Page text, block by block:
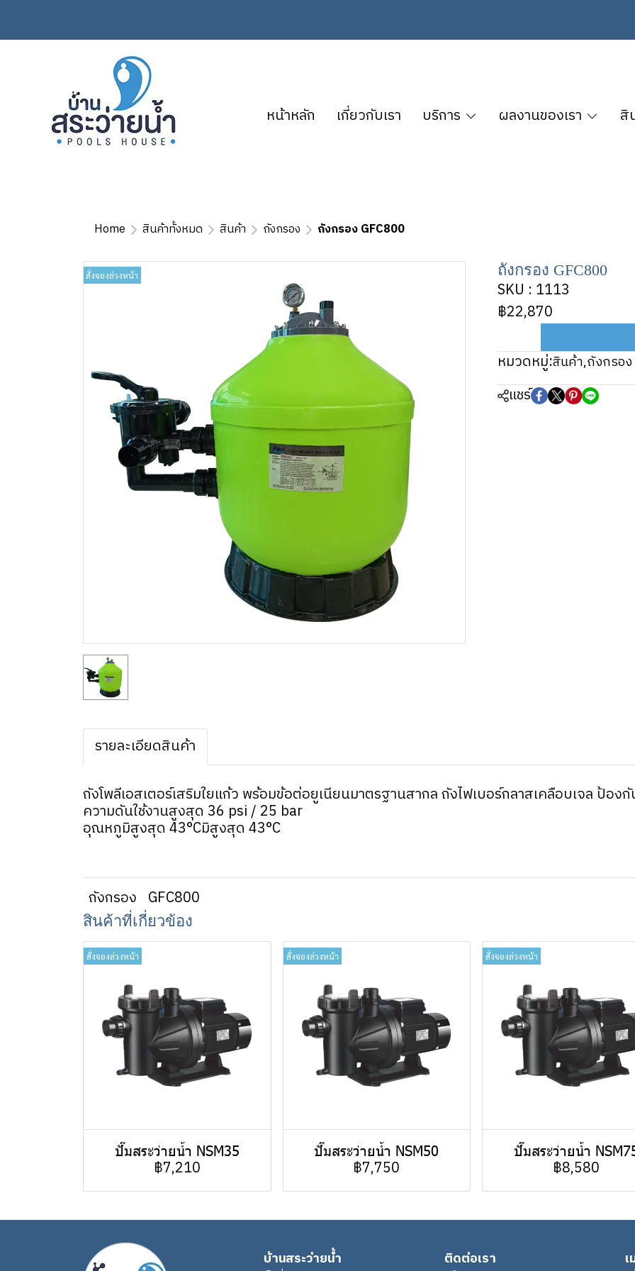
หน้าหลัก เกี่ยวกับเรา บริการ ผลงานของเรา สิ
Home สินค้าทั้งหมด สินค้า ถังกรอง ถังกรอง GFC800
สั่งจองล่วงหน้า ถังกรอง GFC800
SKU : 1113
฿22,870
หมวดหมู่:สินค้า,ถังกรอง
แชร์
รายละเอียดสินค้า
ถังโพลีเอสเตอร์เสริมใยแก้ว พร้อมข้อต่อยูเนียนมาตรฐานสากล ถังไฟเบอร์กลาสเคลือบเจล ป้อ
ความดันใช้งานสูงสุด 36 psi / 25 bar
อุณหภูมิสูงสุด 43°Cมิสูงสุด 43°C
ถังกรอง GFC800
สินค้าที่เกี่ยวข้อง
สั่งจองล่วงหน้า
ปั๊มสระว่ายน้ำ NSM35
฿7,210
สั่งจองล่วงหน้า
ปั๊มสระว่ายน้ำ NSM50
฿7,750
สั่งจองล่วงหน้า
ปั๊มสระว่ายน้ำ
฿8,580
บ้านสระว่ายน้ำ
ติดต่อเรา